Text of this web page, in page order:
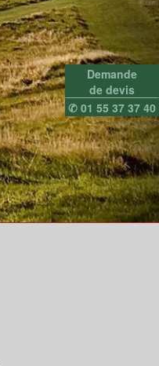
Demande
de devis
✆ 01 55 37 37 40